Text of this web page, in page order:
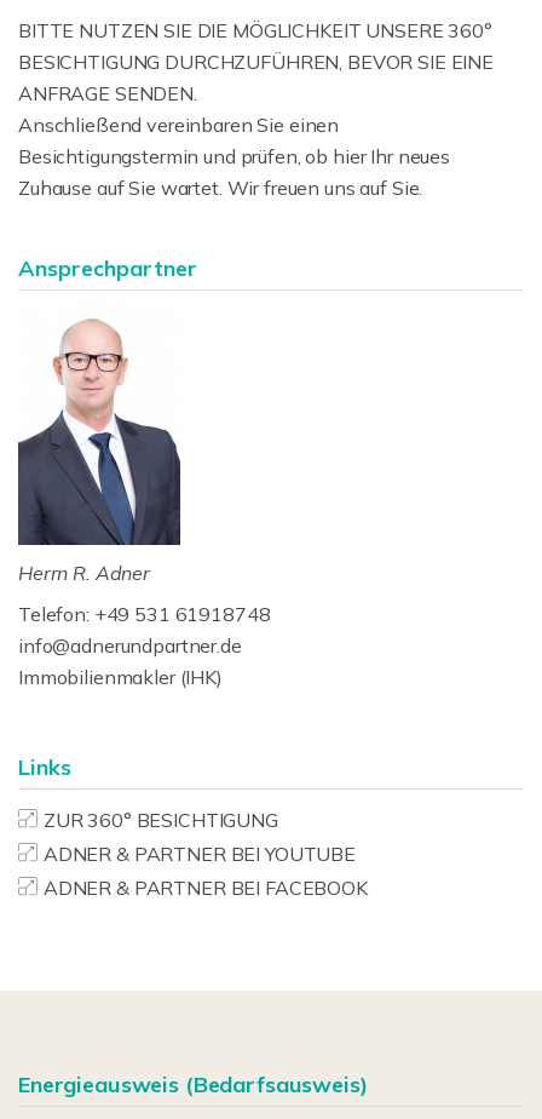
BITTE NUTZEN SIE DIE MÖGLICHKEIT UNSERE 360°
BESICHTIGUNG DURCHZUFÜHREN, BEVOR SIE EINE
ANFRAGE SENDEN.
Anschließend vereinbaren Sie einen
Besichtigungstermin und prüfen, ob hier Ihr neues
Zuhause auf Sie wartet. Wir freuen uns auf Sie.
Ansprechpartner
Herrn R. Adner
Telefon: +49 531 61918748
info@adnerundpartner.de
Immobilienmakler (IHK)
Links
ZUR 360° BESICHTIGUNG
ADNER & PARTNER BEI YOUTUBE
ADNER & PARTNER BEI FACEBOOK
Energieausweis (Bedarfsausweis)